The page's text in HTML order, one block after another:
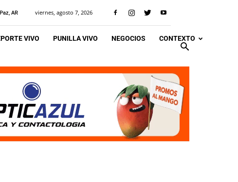
AR viernes, agosto 7, 2026
VIVO PUNILLA VIVO NEGOCIOS CONTEXTO